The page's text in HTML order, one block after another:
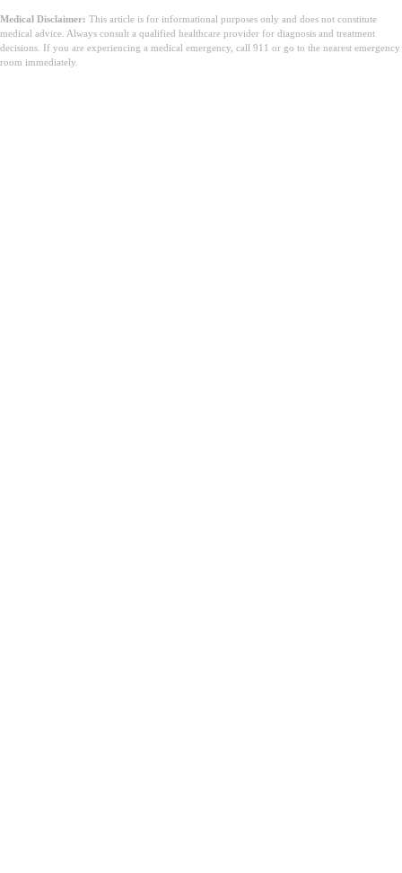
Medical Disclaimer: This article is for informational purposes only and does not constitute
medical advice. Always consult a qualified healthcare provider for diagnosis and treatment
decisions. If you are experiencing a medical emergency, call 911 or go to the nearest emergency
room immediately.